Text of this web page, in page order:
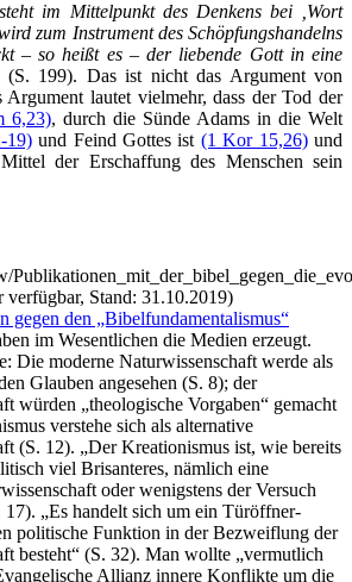
im Mittelpunkt des Denkens bei ‚Wort
zum Instrument des Schöpfungshandelns
– so heißt es – der liebende Gott in eine
(S. 199). Das ist nicht das Argument von
lautet vielmehr, dass der Tod der
6,23), durch die Sünde Adams in die Welt
19)und Feind Gottes ist (1 Kor 15,26)und
der Erschaffung des Menschen sein
verfügbar, Stand: 31.10.2019)
gegen den „Bibelfundamentalismus“
im Wesentlichen die Medien erzeugt.
Die moderne Naturwissenschaft werde als
Glauben angesehen (S. 8); der
würden „theologische Vorgaben“ gemacht
verstehe sich als alternative
(S. 12). „Der Kreationismus ist, wie bereits
viel Brisanteres, nämlich eine
oder wenigstens der Versuch
17). „Es handelt sich um ein Türöffner-
politische Funktion in der Bezweiflung der
besteht“ (S. 32). Man wollte „vermutlich
Allianz innere Konflikte um die